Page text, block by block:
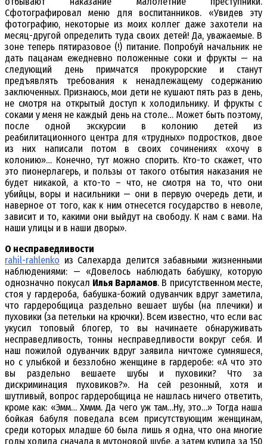
Сфотографировал меню для воспитанников. «Увидев эту
фотографию, некоторые из моих коллег даже захотели на
месяц-другой определить туда своих детей! Да, уважаемые. В
зоне теперь пятиразовое (!) питание. Попробуй начальник не
дать пацанам ежедневно положенные соки и фрукты — на
следующий день примчатся прокурорские и станут
предъявлять требования к ненадлежащему содержанию
заключенных. Признаюсь, мои дети не кушают пять раз в день,
не смотря на открытый доступ к холодильнику. И фрукты с
соками у меня не каждый день на столе… Может быть поэтому,
после одной экскурсии в колонию детей из
реабилитационного центра для «трудных» подростков, двое
из них написали потом в своих сочинениях «хочу в
колонию»… Конечно, тут можно спорить. Кто-то скажет, что
это пионерлагерь, и пользы от такого отбытия наказания не
будет никакой, а кто-то – что, не смотря на то, что они
убийцы, воры и насильники — они в первую очередь дети, и
наверное от того, как к ним отнесется государство в неволе,
зависит и то, какими они выйдут на свободу. К нам с вами. На
наши улицы и в наши дворы».
О несправедливости
rahil-rahlenko из Салехарда делится забавными жизненными
наблюдениями: — «Довелось наблюдать бабушку, которую
однозначно покусал Илья Варламов. В присутственном месте,
стоя у гардероба, бабушка-божий одуванчик вдруг заметила,
что гардеробщица раздельно вешает шубы (на плечики) и
пуховики (за петельки на крючки). Всем известно, что если вас
укусил топовый блогер, то вы начинаете обнаруживать
несправедливость, тонны несправедливости вокруг себя. И
наш пожилой одуванчик вдруг заявила ничтоже сумняшеся,
но с улыбкой и беззлобно женщине в гардеробе: «А что это
вы раздельно вешаете шубы и пуховики? Что за
дискриминация пуховиков?». На сей резонный, хотя и
шутливый, вопрос гардеробщица не нашлась ничего ответить,
кроме как: «Эмм… Хммм. Да чего уж там…Ну, это…» Тогда наша
бойкая бабуля поведала всем присутствующим женщинам,
среди которых младше 60 была лишь я одна, что она многие
годы ходила сначала в мутоновой шубе, а затем купила за 150